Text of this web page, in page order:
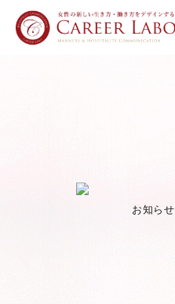
お知ら